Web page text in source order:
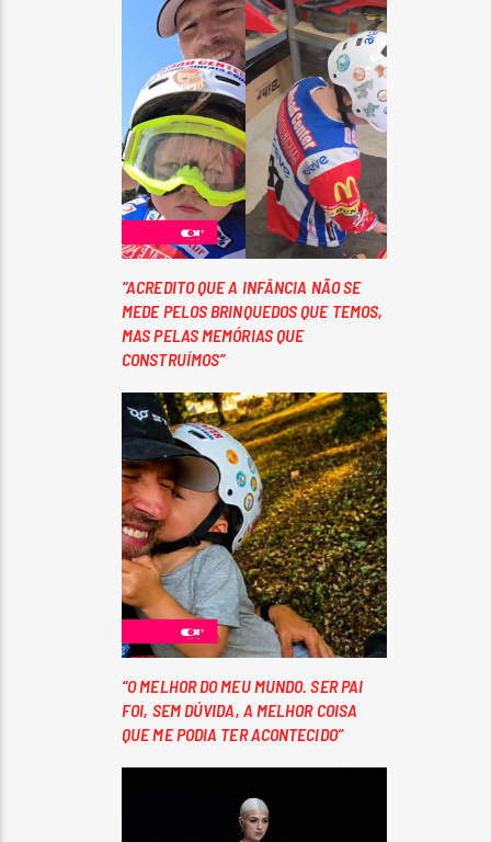
“ACREDITO QUE A INFÂNCIA NÃO SE
MEDE PELOS BRINQUEDOS QUE TEMOS,
MAS PELAS MEMÓRIAS QUE
CONSTRUÍMOS”
“O MELHOR DO MEU MUNDO. SER PAI
FOI, SEM DÚVIDA, A MELHOR COISA
QUE ME PODIA TER ACONTECIDO”